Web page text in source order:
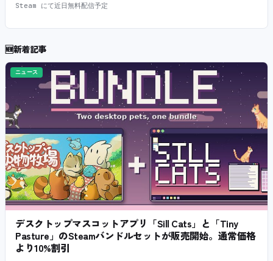
Steam にて近日無料配信予定
🆕新着記事
ニュース
デスクトップマスコットアプリ「Sill Cats」と「Tiny
Pasture」のSteamバンドルセットが販売開始。通常価格
より10%割引